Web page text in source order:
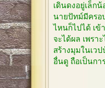
เดินดงอยู่เล็ก
นายปัทม์มีครอ
ไหนก็ไปได้ เข้
จะได้ผล เพรา
สร้างมุมในเว
อื่นดู ถือเป็นกา